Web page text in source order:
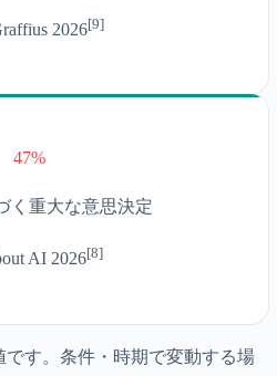
2026[9]
47%
く重大な意思決定
AI 2026[8]
す。条件・時期で変動する場